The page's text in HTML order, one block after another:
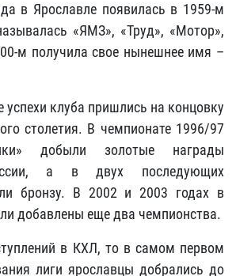
в Ярославле появилась в 1959-м
«ЯМЗ», «Труд», «Мотор»,
м получила свое нынешнее имя –
успехи клуба пришлись на концовку
столетия. В чемпионате 1996/97
добыли золотые награды
а в двух последующих
бронзу. В 2002 и 2003 годах в
добавлены еще два чемпионства.
в КХЛ, то в самом первом
лиги ярославцы добрались до